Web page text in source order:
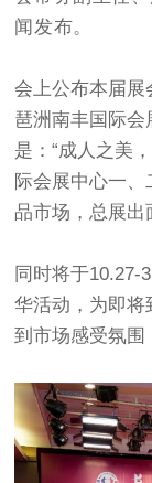
闻发布。
会上公布本届展
琶洲南丰国际
是：“成人之美
际会展中心一
品市场，总展出
同时将于10.27-
华活动，为即
到市场感受氛围